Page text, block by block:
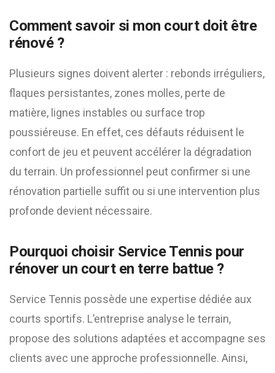
Comment savoir si mon court doit être
rénové ?
Plusieurs signes doivent alerter : rebonds irréguliers,
flaques persistantes, zones molles, perte de
matière, lignes instables ou surface trop
poussiéreuse. En effet, ces défauts réduisent le
confort de jeu et peuvent accélérer la dégradation
du terrain. Un professionnel peut confirmer si une
rénovation partielle suffit ou si une intervention plus
profonde devient nécessaire.
Pourquoi choisir Service Tennis pour
rénover un court en terre battue ?
Service Tennis possède une expertise dédiée aux
courts sportifs. L’entreprise analyse le terrain,
propose des solutions adaptées et accompagne ses
clients avec une approche professionnelle. Ainsi,